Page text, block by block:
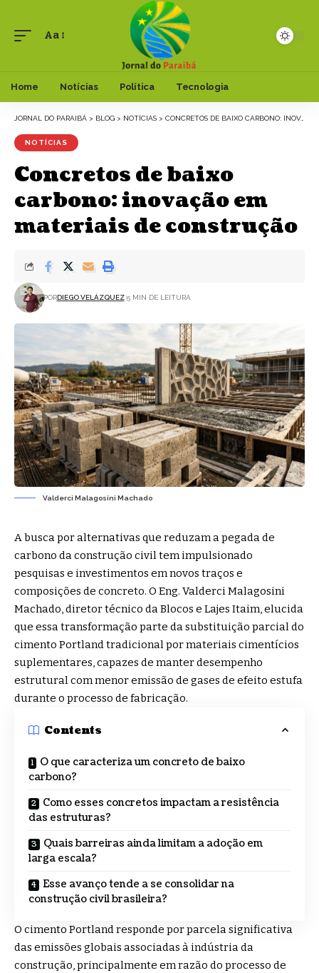
Aa
Home Notícias Política Tecnologia
JORNAL DO PARAIBÁ > BLOG > NOTÍCIAS > CONCRETOS DE BAIXO CARBONO: INOVAÇÃO EM MATERIAIS DE CONSTRUÇÃO
NOTÍCIAS
Concretos de baixo
carbono: inovação em
materiais de construção
PORDIEGO VELÁZQUEZ 5 MIN DE LEITURA
Valderci Malagosini Machado
A busca por alternativas que reduzam a pegada de
carbono da construção civil tem impulsionado
pesquisas e investimentos em novos traços e
composições de concreto. O Eng. Valderci Malagosini
Machado, diretor técnico da Blocos e Lajes Itaim, elucida
que essa transformação parte da substituição parcial do
cimento Portland tradicional por materiais cimentícios
suplementares, capazes de manter desempenho
estrutural com menor emissão de gases de efeito estufa
durante o processo de fabricação.
Contents
O que caracteriza um concreto de baixo
carbono?
Como esses concretos impactam a resistência
das estruturas?
Quais barreiras ainda limitam a adoção em
larga escala?
Esse avanço tende a se consolidar na
construção civil brasileira?
O cimento Portland responde por parcela significativa
das emissões globais associadas à indústria da
construção, principalmente em razão do processo de